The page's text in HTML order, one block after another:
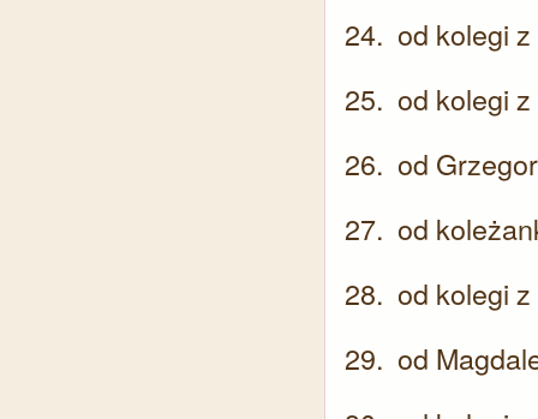
od kolegi
od kolegi
od
od
od kolegi
od